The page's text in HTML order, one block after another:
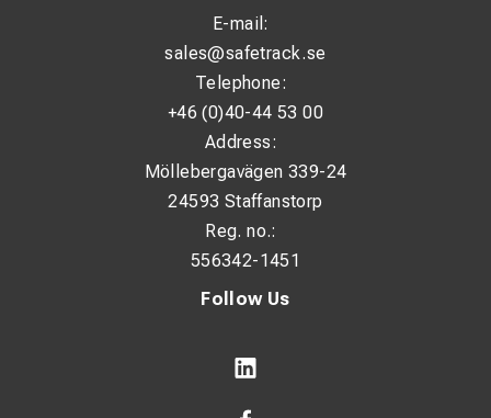
Follow Us
E-mail:
sales@safetrack.se
Telephone:
+46 (0)40-44 53 00
Address:
Möllebergavägen 339-24
24593 Staffanstorp
Reg. no.:
556342-1451